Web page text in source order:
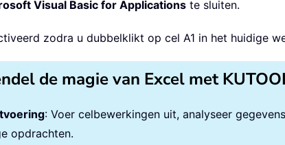
Visual Basic for Applications te sluiten.
zodra u dubbelklikt op cel A1 in het huidige
de magie van Excel met
: Voer celbewerkingen uit, analyseer
opdrachten.